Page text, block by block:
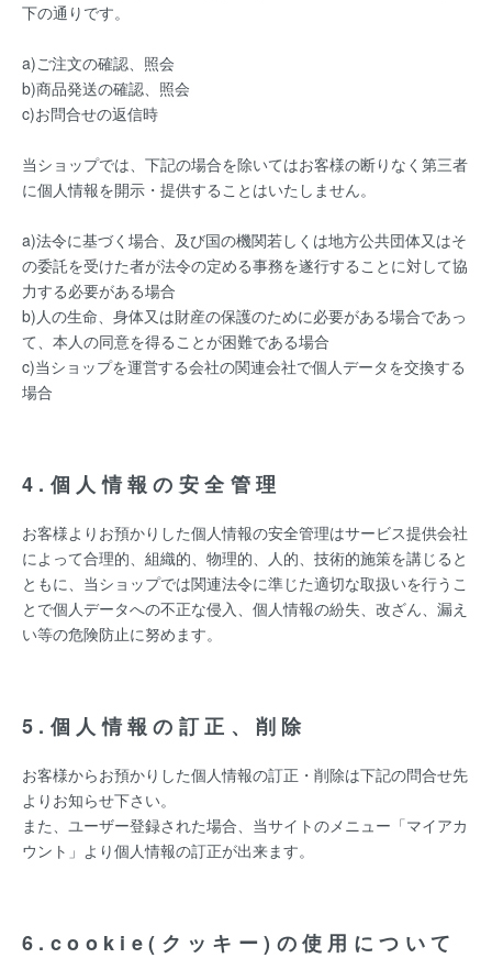
下の通りです。
a)ご注文の確認、照会
b)商品発送の確認、照会
c)お問合せの返信時
当ショップでは、下記の場合を除いてはお客様の断りなく第三者
に個人情報を開示・提供することはいたしません。
a)法令に基づく場合、及び国の機関若しくは地方公共団体又はそ
の委託を受けた者が法令の定める事務を遂行することに対して協
力する必要がある場合
b)人の生命、身体又は財産の保護のために必要がある場合であっ
て、本人の同意を得ることが困難である場合
c)当ショップを運営する会社の関連会社で個人データを交換する
場合
4.個人情報の安全管理
お客様よりお預かりした個人情報の安全管理はサービス提供会社
によって合理的、組織的、物理的、人的、技術的施策を講じると
ともに、当ショップでは関連法令に準じた適切な取扱いを行うこ
とで個人データへの不正な侵入、個人情報の紛失、改ざん、漏え
い等の危険防止に努めます。
5.個人情報の訂正、削除
お客様からお預かりした個人情報の訂正・削除は下記の問合せ先
よりお知らせ下さい。
また、ユーザー登録された場合、当サイトのメニュー「マイアカ
ウント」より個人情報の訂正が出来ます。
6.cookie(クッキー)の使用について